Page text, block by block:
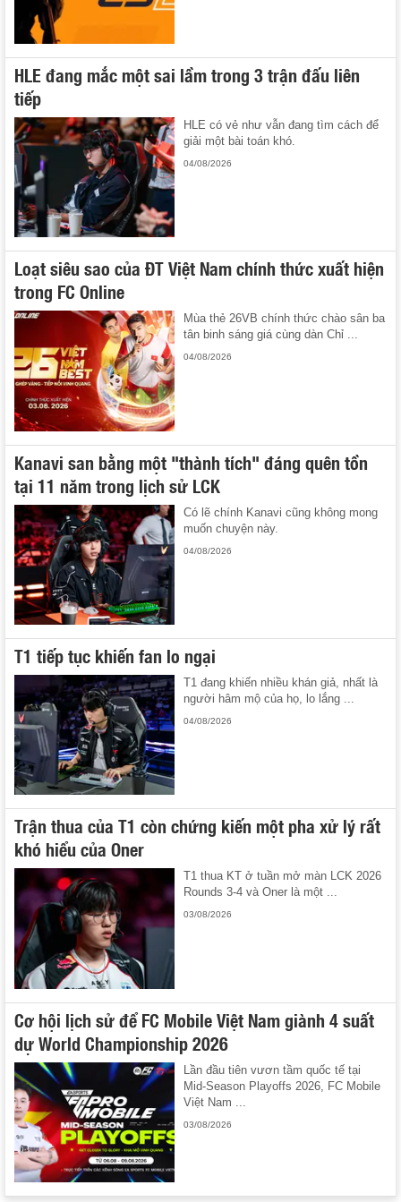
HLE đang mắc một sai lầm trong 3 trận đấu liên
tiếp
HLE có vẻ như vẫn đang tìm cách để
giải một bài toán khó.
04/08/2026
Loạt siêu sao của ĐT Việt Nam chính thức xuất hiện
trong FC Online
Mùa thẻ 26VB chính thức chào sân ba
tân binh sáng giá cùng dàn Chỉ ...
04/08/2026
Kanavi san bằng một "thành tích" đáng quên tồn
tại 11 năm trong lịch sử LCK
Có lẽ chính Kanavi cũng không mong
muốn chuyện này.
04/08/2026
T1 tiếp tục khiến fan lo ngại
T1 đang khiến nhiều khán giả, nhất là
người hâm mộ của họ, lo lắng ...
04/08/2026
Trận thua của T1 còn chứng kiến một pha xử lý rất
khó hiểu của Oner
T1 thua KT ở tuần mở màn LCK 2026
Rounds 3-4 và Oner là một ...
03/08/2026
Cơ hội lịch sử để FC Mobile Việt Nam giành 4 suất
dự World Championship 2026
Lần đầu tiên vươn tầm quốc tế tại
Mid-Season Playoffs 2026, FC Mobile
Việt Nam ...
03/08/2026